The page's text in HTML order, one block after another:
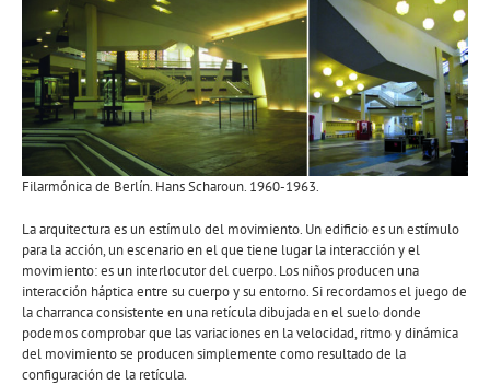
Filarmónica de Berlín. Hans Scharoun. 1960-1963.
La arquitectura es un estímulo del movimiento. Un edificio es un estímulo
para la acción, un escenario en el que tiene lugar la interacción y el
movimiento: es un interlocutor del cuerpo. Los niños producen una
interacción háptica entre su cuerpo y su entorno. Si recordamos el juego de
la charranca consistente en una retícula dibujada en el suelo donde
podemos comprobar que las variaciones en la velocidad, ritmo y dinámica
del movimiento se producen simplemente como resultado de la
configuración de la retícula.